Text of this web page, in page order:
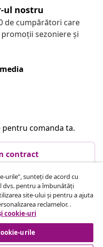
ul nostru
de cumpărători care
sezoniere și
comanda ta.
contract
urile”, sunteți de acord cu
dvs. pentru a îmbunătăți
site-ului și pentru a ajuta
reclamelor. .
cookie-uri
urile